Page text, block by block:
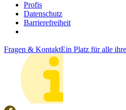
Profis
Datenschutz
Barrierefreiheit
Fragen & KontaktEin Platz für alle